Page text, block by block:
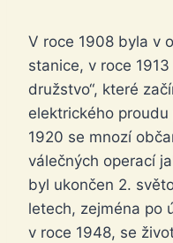
V roce 1908 byla v
stanice, v roce
družstvo“, které
elektrického
1920 se mnozí
válečných operací
byl ukončen 2.
letech, zejména po
v roce 1948, se